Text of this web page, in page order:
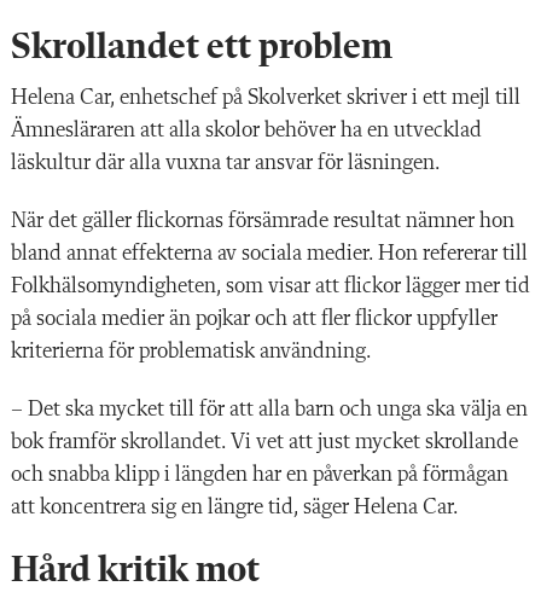
Skrollandet ett problem
Helena Car, enhetschef på Skolverket skriver i ett mejl till
Ämnesläraren att alla skolor behöver ha en utvecklad
läskultur där alla vuxna tar ansvar för läsningen.
När det gäller flickornas försämrade resultat nämner hon
bland annat effekterna av sociala medier. Hon refererar till
Folkhälsomyndigheten, som visar att flickor lägger mer tid
på sociala medier än pojkar och att fler flickor uppfyller
kriterierna för problematisk användning.
– Det ska mycket till för att alla barn och unga ska välja en
bok framför skrollandet. Vi vet att just mycket skrollande
och snabba klipp i längden har en påverkan på förmågan
att koncentrera sig en längre tid, säger Helena Car.
Hård kritik mot